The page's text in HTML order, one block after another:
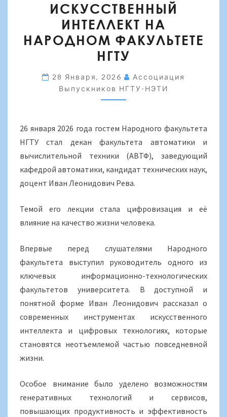
ИНТЕЛЛЕКТ
НА
НАРОДНОМ
ФАКУЛЬТЕТЕ
ИСКУССТВЕННЫЙ
ИНТЕЛЛЕКТ НА
НАРОДНОМ ФАКУЛЬТЕТЕ
НГТУ
28 Января, 2026
Ассоциация
Выпускников НГТУ-НЭТИ
26 января 2026 года гостем Народного факультета
НГТУ стал декан факультета автоматики и
вычислительной техники (АВТФ), заведующий
кафедрой автоматики, кандидат технических наук,
доцент Иван Леонидович Рева.
Темой его лекции стала цифровизация и её
влияние на качество жизни человека.
Впервые перед слушателями Народного
факультета выступил руководитель одного из
ключевых информационно-технологических
факультетов университета. В доступной и
понятной форме Иван Леонидович рассказал о
современных инструментах искусственного
интеллекта и цифровых технологиях, которые
становятся неотъемлемой частью повседневной
жизни.
Особое внимание было уделено возможностям
генеративных технологий и сервисов,
повышающих продуктивность и эффективность